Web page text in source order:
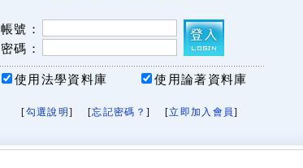
帳號：
密碼：
使用法學資料庫 使用論著資料庫
[勾選說明 ] [忘記密碼？ ] [立即加入會員]